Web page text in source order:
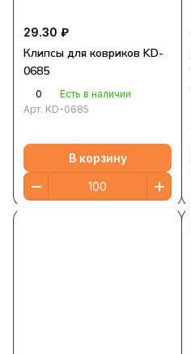
29.30 ₽
Клипсы для ковриков KD-
0685
0
Есть в наличии
Арт. KD-0685
В корзину